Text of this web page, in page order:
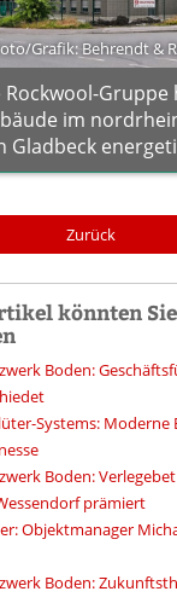
Grafik: Behrendt &
Rockwool-Gruppe
im
Gladbeck
Zurück
könnten
Boden:
Systems: Moderne
Boden:
prämiert
Objektmanager
Boden: